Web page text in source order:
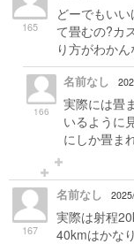
165
どーでもい
て畳むの?カ
り方がわか
166
名前なし
実際には畳
いるように
にしか畳ま
167
名前なし
実際は射程
40kmはかな